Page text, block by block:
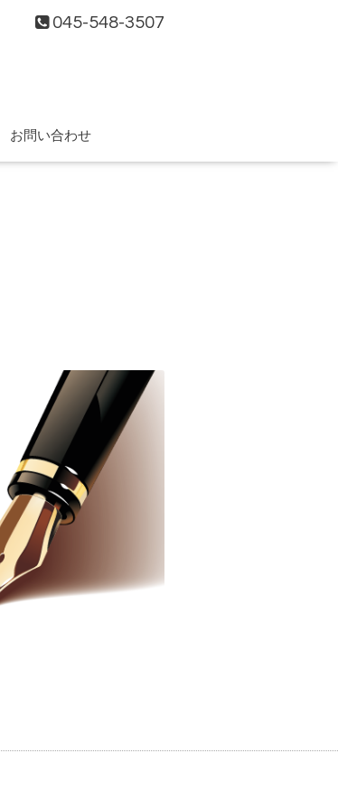
045-548-3507
お問い合わせ